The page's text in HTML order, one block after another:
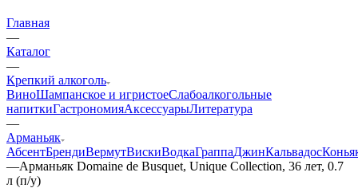
Главная
—
Каталог
—
Крепкий алкоголь
ВиноШампанское и игристоеСлабоалкогольные
напиткиГастрономияАксессуарыЛитература
—
Арманьяк
АбсентБрендиВермутВискиВодкаГраппаДжинКальвадос
—Арманьяк Domaine de Busquet, Unique Collection, 36 лет, 0.7
л (п/у)